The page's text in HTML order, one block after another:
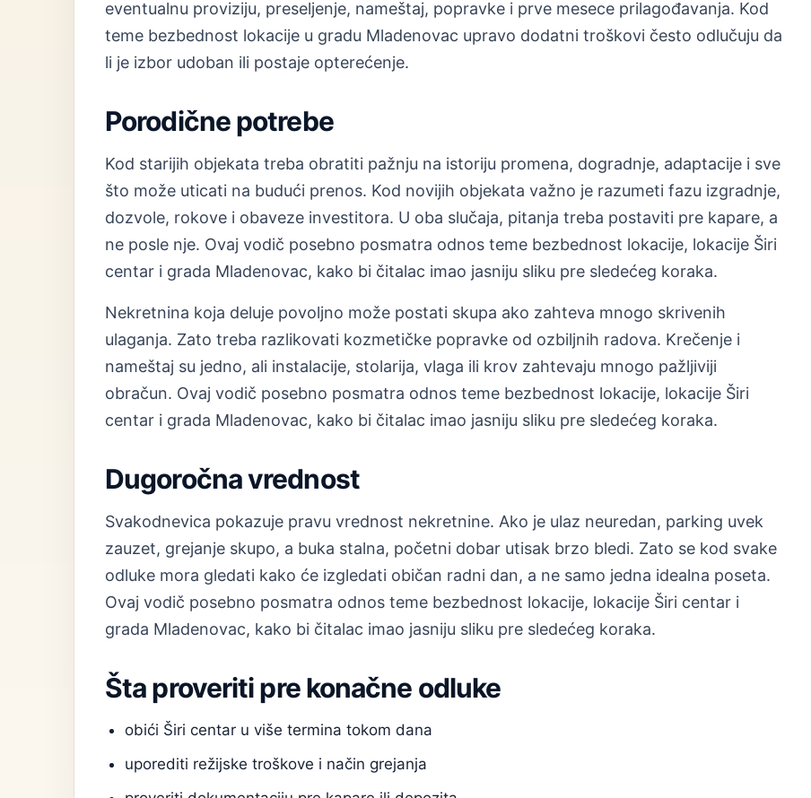
eventualnu proviziju, preseljenje, nameštaj, popravke i prve mesece prilagođavanja. Kod
teme bezbednost lokacije u gradu Mladenovac upravo dodatni troškovi često odlučuju da
li je izbor udoban ili postaje opterećenje.
Porodične potrebe
Kod starijih objekata treba obratiti pažnju na istoriju promena, dogradnje, adaptacije i sve
što može uticati na budući prenos. Kod novijih objekata važno je razumeti fazu izgradnje,
dozvole, rokove i obaveze investitora. U oba slučaja, pitanja treba postaviti pre kapare, a
ne posle nje. Ovaj vodič posebno posmatra odnos teme bezbednost lokacije, lokacije Širi
centar i grada Mladenovac, kako bi čitalac imao jasniju sliku pre sledećeg koraka.
Nekretnina koja deluje povoljno može postati skupa ako zahteva mnogo skrivenih
ulaganja. Zato treba razlikovati kozmetičke popravke od ozbiljnih radova. Krečenje i
nameštaj su jedno, ali instalacije, stolarija, vlaga ili krov zahtevaju mnogo pažljiviji
obračun. Ovaj vodič posebno posmatra odnos teme bezbednost lokacije, lokacije Širi
centar i grada Mladenovac, kako bi čitalac imao jasniju sliku pre sledećeg koraka.
Dugoročna vrednost
Svakodnevica pokazuje pravu vrednost nekretnine. Ako je ulaz neuredan, parking uvek
zauzet, grejanje skupo, a buka stalna, početni dobar utisak brzo bledi. Zato se kod svake
odluke mora gledati kako će izgledati običan radni dan, a ne samo jedna idealna poseta.
Ovaj vodič posebno posmatra odnos teme bezbednost lokacije, lokacije Širi centar i
grada Mladenovac, kako bi čitalac imao jasniju sliku pre sledećeg koraka.
Šta proveriti pre konačne odluke
obići Širi centar u više termina tokom dana
uporediti režijske troškove i način grejanja